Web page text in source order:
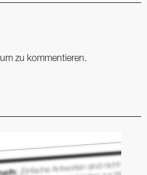
um zu kommentieren.